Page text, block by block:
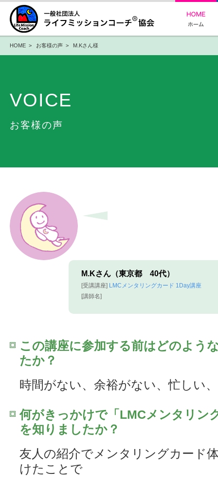
HOME > お客様の声 > M.Kさん様
VOICE
お客様の声
M.Kさん（東京都 40代）
[受講講座] LMCメンタリングカード 1Day講座
[講師名]
この講座に参加する前はどのよう
たか？
時間がない、余裕がない、忙しい
何がきっかけで「LMCメンタリン
を知りましたか？
友人の紹介でメンタリングカード
けたことで